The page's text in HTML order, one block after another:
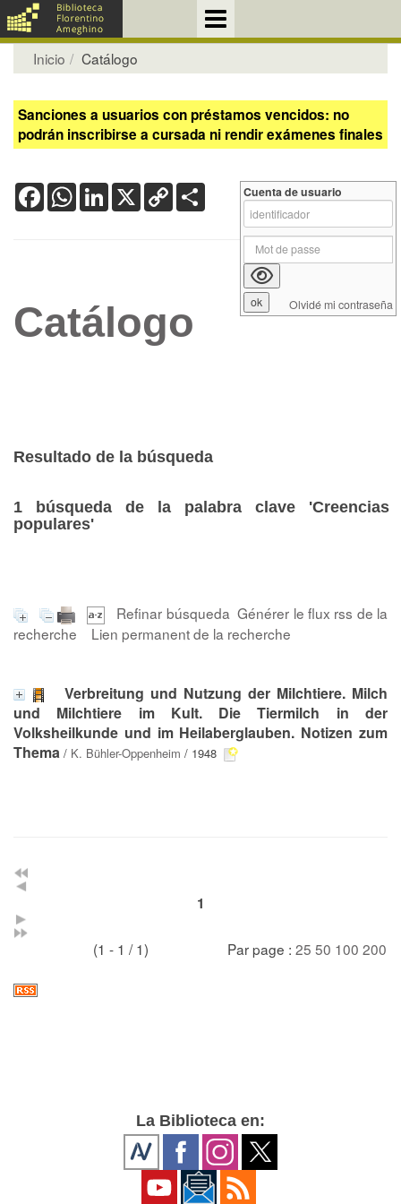
Inicio Catálogo
Sanciones a usuarios con préstamos vencidos: no
podrán inscribirse a cursada ni rendir exámenes finales
FacebookWhatsApp
LinkedIn
X Copy
Link
Catálogo
Resultado de la búsqueda
1 búsqueda de la palabra clave 'Creencias
populares'
Refinar búsqueda Générer le flux rss de la
recherche
Lien permanent de la recherche
Verbreitung und Nutzung der Milchtiere. Milch
und Milchtiere im Kult. Die Tiermilch in der
Volksheilkunde und im Heilaberglauben. Notizen zum
Thema / K. Bühler-Oppenheim / 1948
1
(1 - 1 / 1) Par page : 25 50 100 200
Cuenta de usuario
Olvidé mi contraseña
La Biblioteca en: